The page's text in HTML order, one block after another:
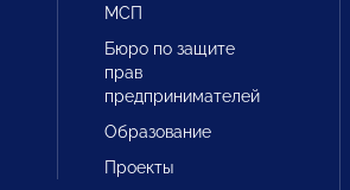
МСП
Бюро по защите
прав
предпринимателей
Образование
Проекты